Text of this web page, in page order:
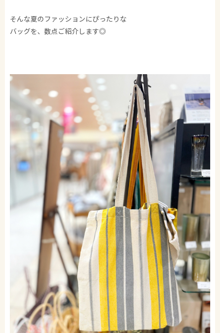
そんな夏のファッションにぴったりな
バッグを、数点ご紹介します◎